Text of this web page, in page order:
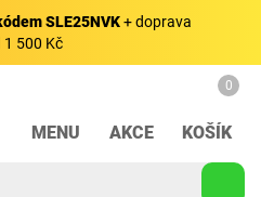
SLE25NVK+ doprava
500 Kč
MENU AKCE
0
KOŠÍK